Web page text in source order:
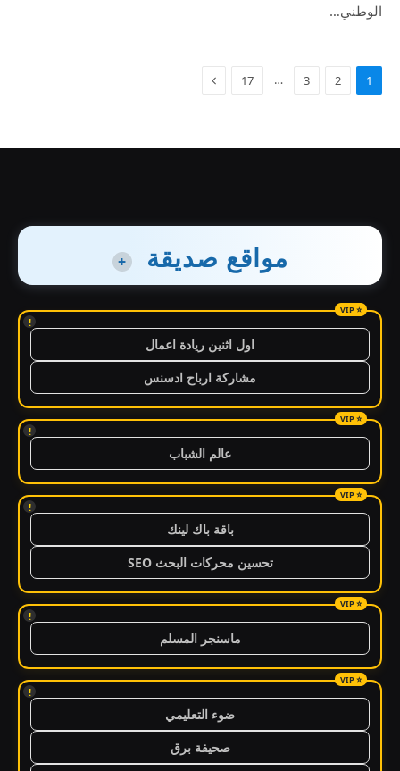
الوطني…
1
2
3
…
17
مواقع صديقة +
!
اول اثنين ريادة اعمال
مشاركة ارباح ادسنس
!
عالم الشباب
!
باقة باك لينك
تحسين محركات البحث SEO
!
ماسنجر المسلم
!
ضوء التعليمي
صحيفة برق